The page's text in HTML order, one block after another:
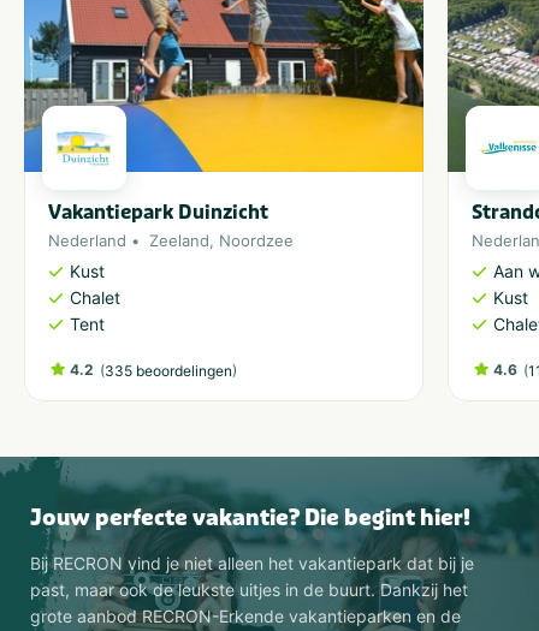
Vakantiepark Duinzicht
Nederland Zeeland, Noordzee
Kust
Chalet
Tent
4.2 (335 beoordelingen)
Aan
Kust
4.6 (
Jouw perfecte vakantie? Die begint hier!
Bij RECRON vind je niet alleen het vakantiepark dat bij je
past, maar ook de leukste uitjes in de buurt. Dankzij het
grote aanbod RECRON-Erkende vakantieparken en de